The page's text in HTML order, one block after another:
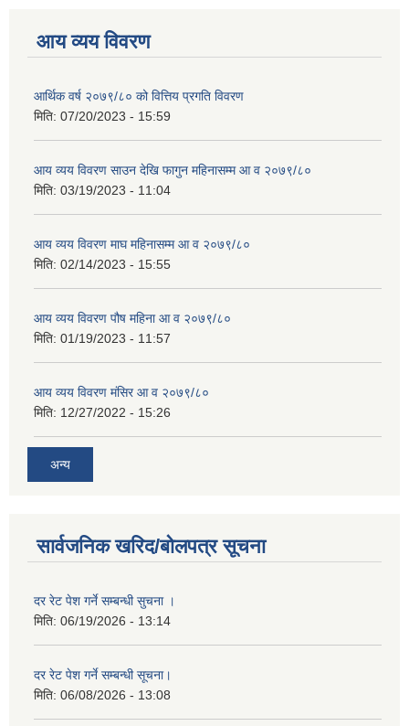
आय व्यय विवरण
आर्थिक वर्ष २०७९/८० को वित्तिय प्रगति विवरण
मिति: 07/20/2023 - 15:59
आय व्यय विवरण साउन देखि फागुन महिनासम्म आ व २०७९/८०
मिति: 03/19/2023 - 11:04
आय व्यय विवरण माघ महिनासम्म आ व २०७९/८०
मिति: 02/14/2023 - 15:55
आय व्यय विवरण पौष महिना आ व २०७९/८०
मिति: 01/19/2023 - 11:57
आय व्यय विवरण मंसिर आ व २०७९/८०
मिति: 12/27/2022 - 15:26
अन्य
सार्वजनिक खरिद/बोलपत्र सूचना
दर रेट पेश गर्ने सम्बन्धी सुचना ।
मिति: 06/19/2026 - 13:14
दर रेट पेश गर्ने सम्बन्धी सूचना।
मिति: 06/08/2026 - 13:08